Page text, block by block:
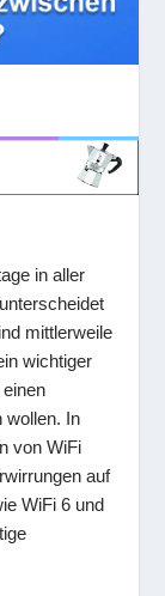
in aller
mittlerweile
wichtiger
wollen. In
von WiFi
auf
WiFi 6 und